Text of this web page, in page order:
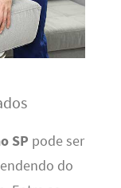
SP pode ser
do